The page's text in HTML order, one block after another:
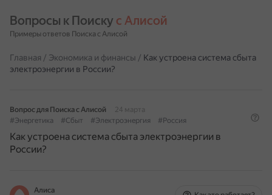
Вопросы к Поиску с Алисой
Примеры ответов Поиска с Алисой
Главная / Экономика и финансы / Как устроена система сбыта
электроэнергии в России?
Вопрос для Поиска с Алисой
24 марта
#Энергетика
#Сбыт #Электроэнергия #Россия
Как устроена система сбыта электроэнергии в
России?
Алиса